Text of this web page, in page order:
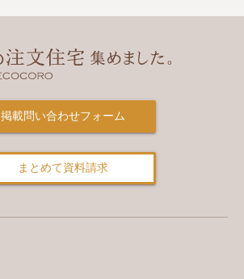
掲載問い合わせフォーム
まとめて資料請求